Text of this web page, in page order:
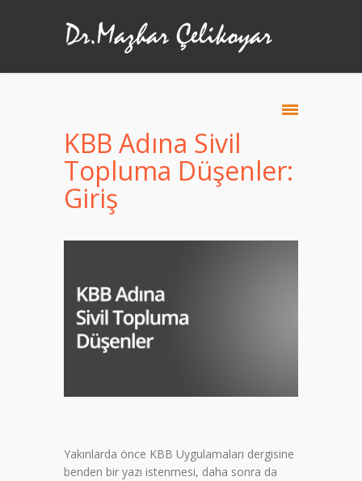
KBB Adına Sivil
Topluma Düşenler:
Giriş
Yakınlarda önce KBB Uygulamaları dergisine
benden bir yazı istenmesi, daha sonra da